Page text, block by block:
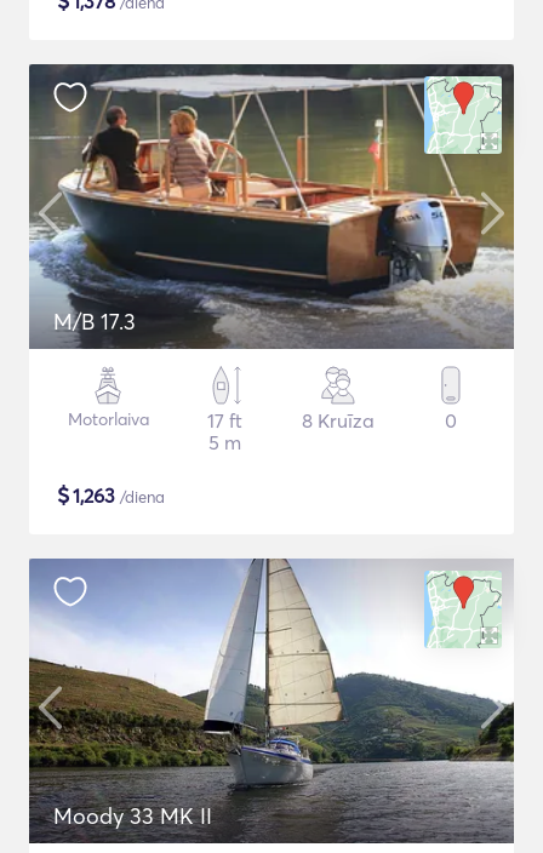
M/B 17.3
Motorlaiva
17 ft
5 m
8 Kruīza 0
$1,263 /diena
Moody 33 MK II